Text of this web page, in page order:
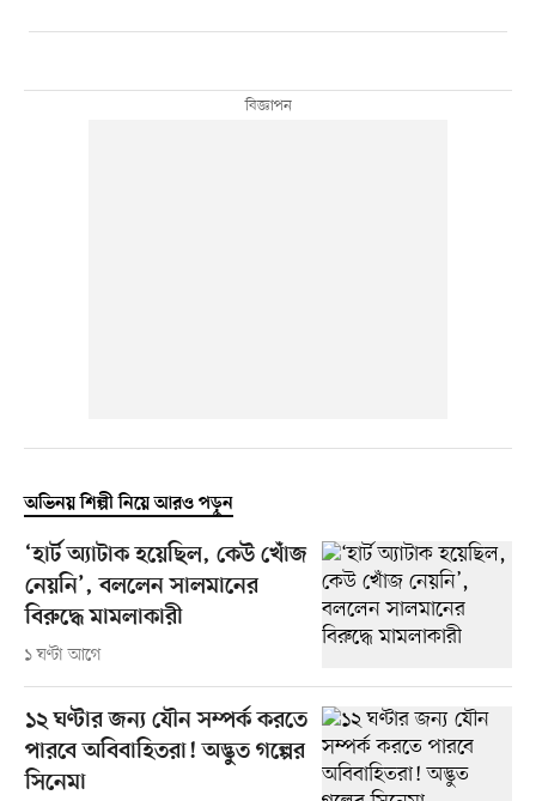
অভিনয় শিল্পী নিয়ে আরও পড়ুন
‘হার্ট অ্যাটাক হয়েছিল, কেউ খোঁজ
নেয়নি’, বললেন সালমানের
বিরুদ্ধে মামলাকারী
১ ঘণ্টা আগে
১২ ঘণ্টার জন্য যৌন সম্পর্ক করতে
পারবে অবিবাহিতরা! অদ্ভুত গল্পের
সিনেমা